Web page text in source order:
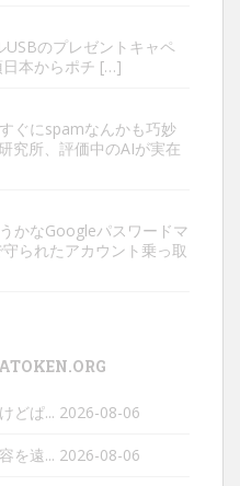
のプレゼントキャペ
本からポチ […]
ぐにspamなんかも巧妙
究所、評価中のAIが実在
かなGoogleパスワードマ
られたアカウント乗っ取
どぱ... 2026-08-06
を遠... 2026-08-06